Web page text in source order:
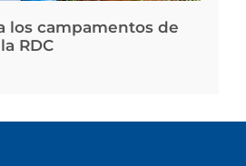
los campamentos de
RDC